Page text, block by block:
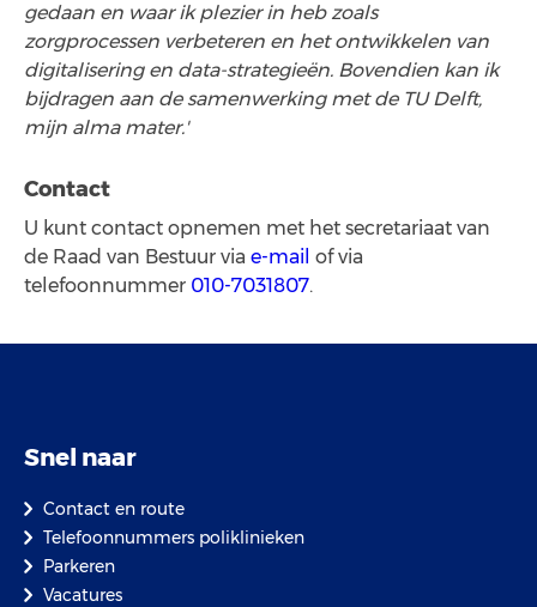
gedaan en waar ik plezier in heb zoals
zorgprocessen verbeteren en het ontwikkelen van
digitalisering en data-strategieën. Bovendien kan ik
bijdragen aan de samenwerking met de TU Delft,
mijn alma mater.'
Contact
U kunt contact opnemen met het secretariaat van
de Raad van Bestuur via e-mail of via
telefoonnummer 010-7031807.
Snel naar
Contact en route
Telefoonnummers poliklinieken
Parkeren
Vacatures